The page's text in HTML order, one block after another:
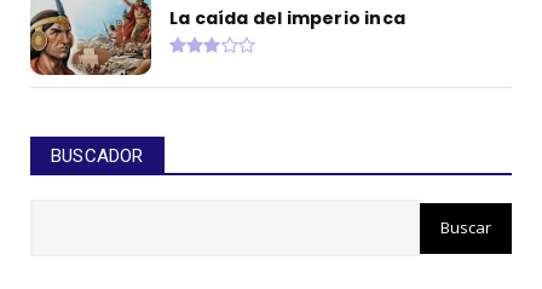
La caída del imperio inca
BUSCADOR